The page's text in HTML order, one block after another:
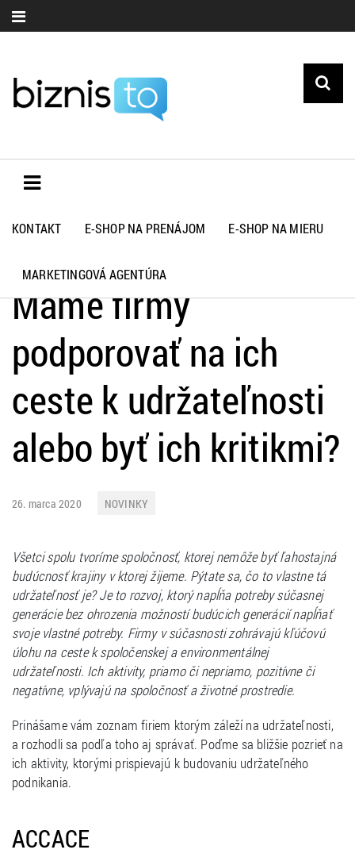
KONTAKT E-SHOP NA PRENÁJOM E-SHOP NA MIERU
MARKETINGOVÁ AGENTÚRA
Máme firmy
podporovať na ich
ceste k udržateľnosti
alebo byť ich kritikmi?
26. marca 2020 NOVINKY
Všetci spolu tvoríme spoločnosť, ktorej nemôže byť ľahostajná
budúcnosť krajiny v ktorej žijeme. Pýtate sa, čo to vlastne tá
udržateľnosť je? Je to rozvoj, ktorý napĺňa potreby súčasnej
generácie bez ohrozenia možností budúcich generácií napĺňať
svoje vlastné potreby. Firmy v súčasnosti zohrávajú kľúčovú
úlohu na ceste k spoločenskej a environmentálnej
udržateľnosti. Ich aktivity, priamo či nepriamo, pozitívne či
negatívne, vplývajú na spoločnosť a životné prostredie.
Prinášame vám zoznam firiem ktorým záleží na udržateľnosti,
a rozhodli sa podľa toho aj správať. Poďme sa bližšie pozrieť na
ich aktivity, ktorými prispievajú k budovaniu udržateľného
podnikania.
ACCACE